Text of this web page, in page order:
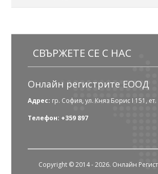
СВЪРЖЕТЕ СЕ С НАС
Онлайн регистрите ЕООД
Адрес: гр. София, ул. Княз Борис I 151, ет.
Телефон: +359 897
Copyright © 2014 - 2026. Онлайн